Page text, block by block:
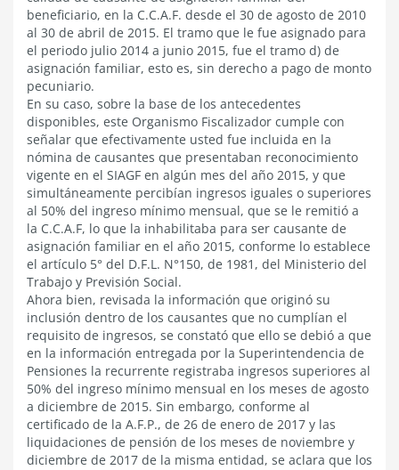
beneficiario, en la C.C.A.F. desde el 30 de agosto de 2010
al 30 de abril de 2015. El tramo que le fue asignado para
el periodo julio 2014 a junio 2015, fue el tramo d) de
asignación familiar, esto es, sin derecho a pago de monto
pecuniario.
En su caso, sobre la base de los antecedentes
disponibles, este Organismo Fiscalizador cumple con
señalar que efectivamente usted fue incluida en la
nómina de causantes que presentaban reconocimiento
vigente en el SIAGF en algún mes del año 2015, y que
simultáneamente percibían ingresos iguales o superiores
al 50% del ingreso mínimo mensual, que se le remitió a
la C.C.A.F, lo que la inhabilitaba para ser causante de
asignación familiar en el año 2015, conforme lo establece
el artículo 5° del D.F.L. N°150, de 1981, del Ministerio del
Trabajo y Previsión Social.
Ahora bien, revisada la información que originó su
inclusión dentro de los causantes que no cumplían el
requisito de ingresos, se constató que ello se debió a que
en la información entregada por la Superintendencia de
Pensiones la recurrente registraba ingresos superiores al
50% del ingreso mínimo mensual en los meses de agosto
a diciembre de 2015. Sin embargo, conforme al
certificado de la A.F.P., de 26 de enero de 2017 y las
liquidaciones de pensión de los meses de noviembre y
diciembre de 2017 de la misma entidad, se aclara que los